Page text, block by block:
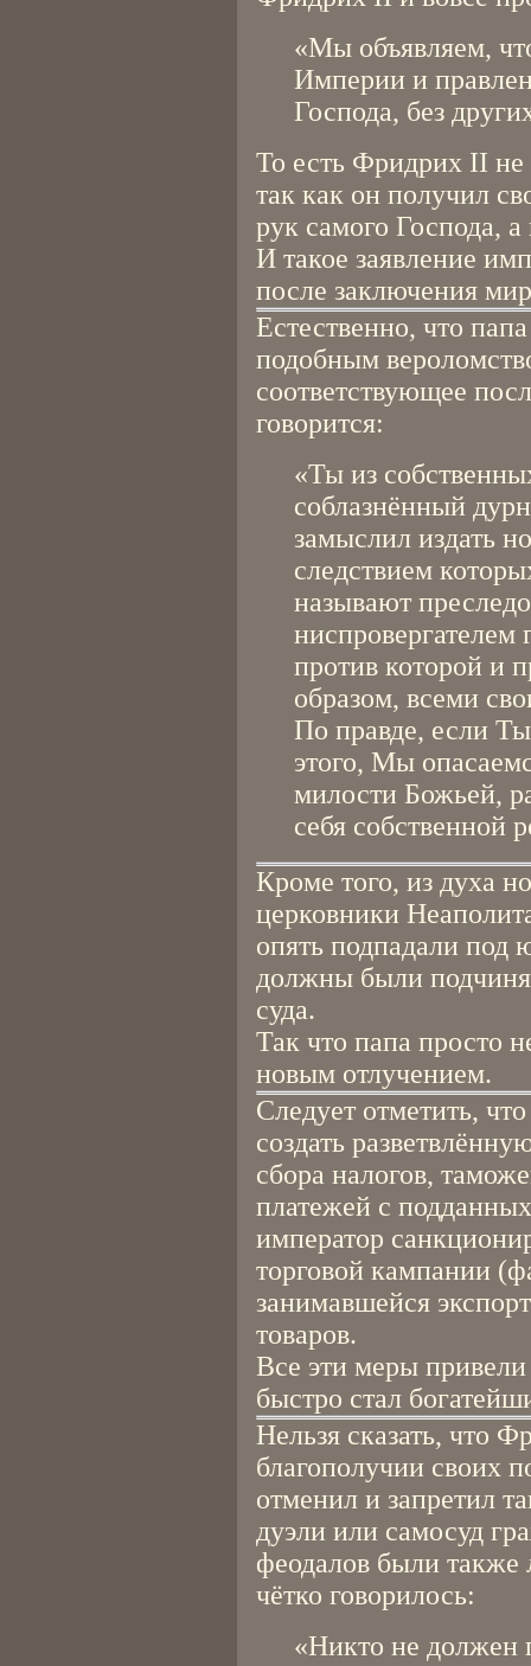
«Мы объявляем,
Империи и
Господа, без
То есть Фридрих II не
так как он получил
рук самого Господа,
И такое заявление
после заключения
Естественно, что
подобным
соответствующее
говорится:
«Ты из
соблазнённый
замыслил издать
следствием
называют
ниспровергателем
против которой и
образом, всеми
По правде, если
этого, Мы
милости Божьей,
себя собственной
Кроме того, из духа
церковники
опять подпадали под
должны были
суда.
Так что папа просто
новым отлучением.
Следует отметить,
создать
сбора налогов,
платежей с
император
торговой кампании
занимавшейся
товаров.
Все эти меры
быстро стал
Нельзя сказать, что
благополучии своих
отменил и запретил
дуэли или самосуд
феодалов были также
чётко говорилось:
«Никто не должен